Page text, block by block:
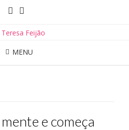
MENU
e começa